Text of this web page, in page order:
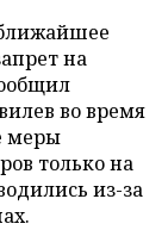
на
во время
меры
только на
из-за